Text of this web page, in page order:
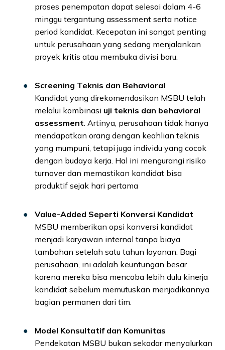
proses penempatan dapat selesai dalam 4-6
minggu tergantung assessment serta notice
period kandidat. Kecepatan ini sangat penting
untuk perusahaan yang sedang menjalankan
proyek kritis atau membuka divisi baru.
Screening Teknis dan Behavioral
Kandidat yang direkomendasikan MSBU telah
melalui kombinasi uji teknis dan behavioral
assessment. Artinya, perusahaan tidak hanya
mendapatkan orang dengan keahlian teknis
yang mumpuni, tetapi juga individu yang cocok
dengan budaya kerja. Hal ini mengurangi risiko
turnover dan memastikan kandidat bisa
produktif sejak hari pertama
Value-Added Seperti Konversi Kandidat
MSBU memberikan opsi konversi kandidat
menjadi karyawan internal tanpa biaya
tambahan setelah satu tahun layanan. Bagi
perusahaan, ini adalah keuntungan besar
karena mereka bisa mencoba lebih dulu kinerja
kandidat sebelum memutuskan menjadikannya
bagian permanen dari tim.
Model Konsultatif dan Komunitas
Pendekatan MSBU bukan sekadar menyalurkan